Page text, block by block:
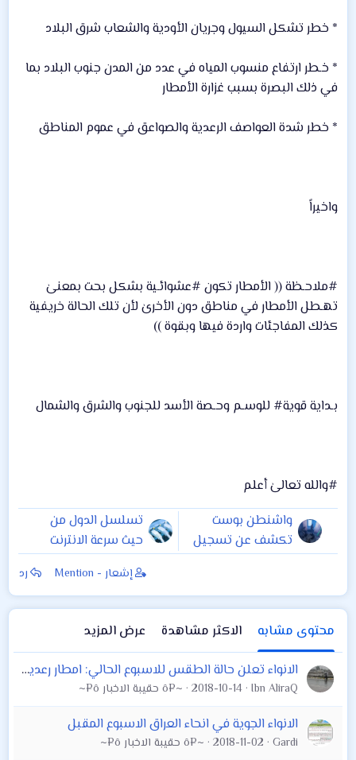
* خطر تشكل السيول وجريان الأودية والشعاب شرق البلاد
* خـطر ارتفاع منسوب المياه في عدد من المدن جنوب البلاد بما
في ذلك البصرة بسبب غزارة الأمطار
* خطر شدة العواصف الرعدية والصواعق في عموم المناطق
واخيراً
#ملاحـظة (( الأمطار تكون #عشوائـية بشكل بحت بمعنىٰ
تهـطل الأمطار في مناطق دون الأخرىٰ لأن تلك الحالة خريفية
كذلك المفاجئات واردة فيها وبقوة ))
بـداية قوية# للوسـم وحـصة الأسد للجنوب والشرق والشمال
#والله تعالىٰ أعلم
واشنطن بوست
تكشف عن تسجيل
سيدفع البيت الأبيض
السعودية بشأن
خاشقجي
تسلسل الدول من
حيث سرعة الانترنت
لعام 2018 ...
إشعار - Mention رد
محتوى مشابه الاكثر مشاهدة
عرض المزيد
الانواء تعلن حالة الطقس للاسبوع الحالي: امطار رعدية وغبار
Ibn AliraQ
2018-10-14 ~¤ô حقيبة الاخبار ô¤~
الانواء الجوية في انحاء العراق الاسبوع المقبل
Gardi
2018-11-02 ~¤ô حقيبة الاخبار ô¤~